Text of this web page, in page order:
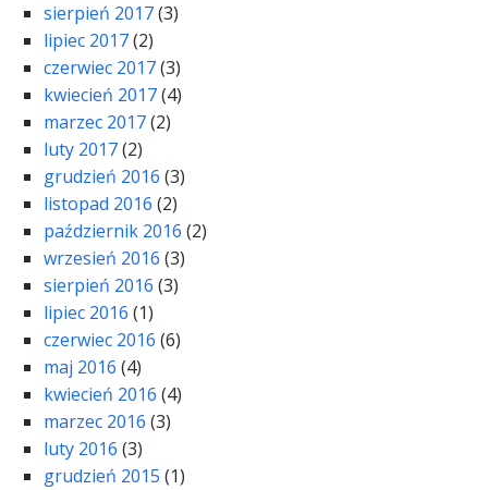
sierpień 2017(3)
lipiec 2017(2)
czerwiec 2017(3)
kwiecień 2017(4)
marzec 2017(2)
luty 2017(2)
grudzień 2016 (3)
listopad 2016 (2)
październik 2016 (2)
wrzesień 2016 (3)
sierpień 2016 (3)
lipiec 2016 (1)
czerwiec 2016 (6)
maj 2016 (4)
kwiecień 2016 (4)
marzec 2016 (3)
luty 2016 (3)
grudzień 2015 (1)